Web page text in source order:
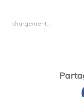
chargement…